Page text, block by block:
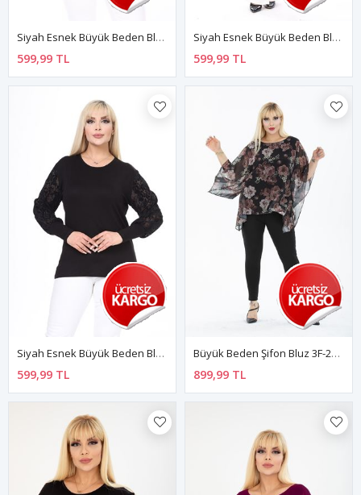
Siyah Esnek Büyük Beden Bluz 18B-2503
599,99 TL
Siyah Esnek Büyük Beden Bluz 28A-2499
599,99 TL
Siyah Esnek Büyük Beden Bluz 4D-2471
599,99 TL
Büyük Beden Şifon Bluz 3F-2439
899,99 TL